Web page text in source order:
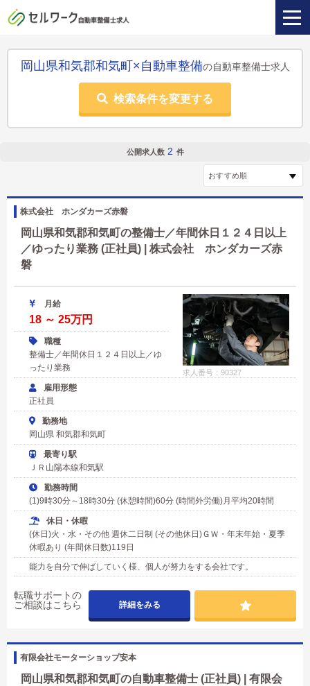
岡山県和気郡和気町×自動車整備の自動車整備士求人
検索条件を変更する
公開求人数 2 件
株式会社 ホンダカーズ赤磐
岡山県和気郡和気町の整備士／年間休日１２４日以上
／ゆったり業務 (正社員) | 株式会社 ホンダカーズ赤
磐
求人番号：90327
月給
18 ～ 25万円
職種
整備士／年間休日１２４日以上／ゆ
ったり業務
雇用形態
正社員
勤務地
岡山県 和気郡和気町
最寄り駅
ＪＲ山陽本線和気駅
勤務時間
(1)9時30分～18時30分 (休憩時間)60分 (時間外労働)月平均20時間
休日・休暇
(休日)火・水・その他 週休二日制 (その他休日)ＧＷ・年末年始・夏季
休暇あり (年間休日数)119日
能力を自分で伸ばしていく様、個人が努力をする会社です。
転職サポートの
ご相談はこちら
詳細をみる
有限会社モーターショップ安本
岡山県和気郡和気町の自動車整備士 (正社員) | 有限会